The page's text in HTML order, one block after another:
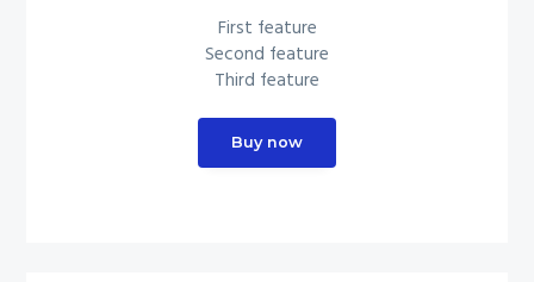
First feature
Second feature
Third feature
Buy now